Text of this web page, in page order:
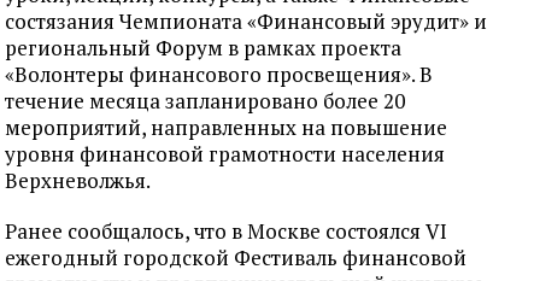
состязания Чемпионата «Финансовый эрудит» и
региональный Форум в рамках проекта
«Волонтеры финансового просвещения». В
течение месяца запланировано более 20
мероприятий, направленных на повышение
уровня финансовой грамотности населения
Верхневолжья.
Ранее сообщалось, что в Москве состоялся VI
ежегодный городской Фестиваль финансовой